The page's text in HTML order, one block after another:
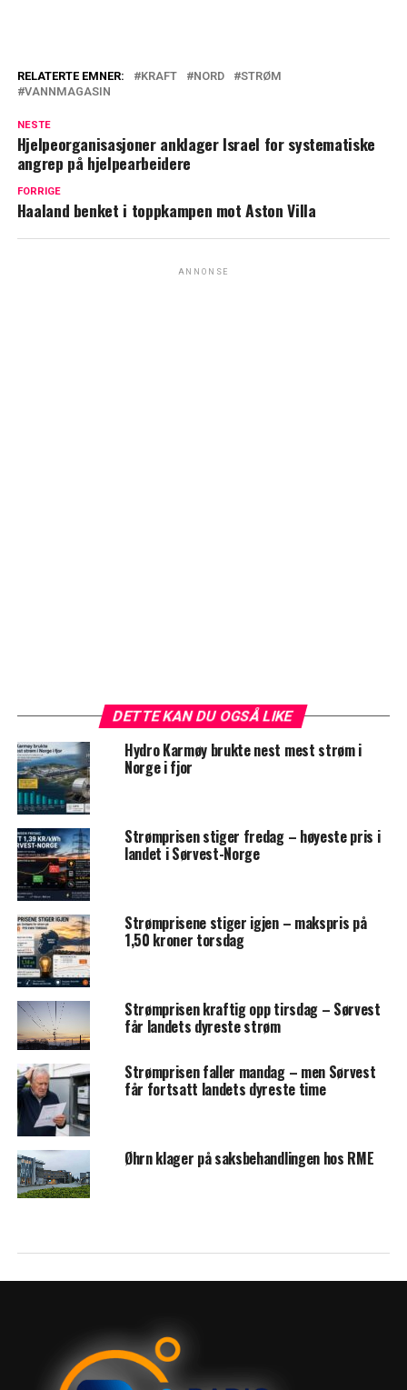
RELATERTE EMNER: KRAFT NORD
STRØM
VANNMAGASIN
NESTE
Hjelpeorganisasjoner anklager Israel for systematiske
angrep på hjelpearbeidere
FORRIGE
Haaland benket i toppkampen mot Aston Villa
ANNONSE
DETTE KAN DU OGSÅ LIKE
Hydro Karmøy brukte nest mest strøm i
Norge i fjor
Strømprisen stiger fredag – høyeste pris i
landet i Sørvest-Norge
Strømprisene stiger igjen – makspris på
1,50 kroner torsdag
Strømprisen kraftig opp tirsdag – Sørvest
får landets dyreste strøm
Strømprisen faller mandag – men Sørvest
får fortsatt landets dyreste time
Øhrn klager på saksbehandlingen hos RME